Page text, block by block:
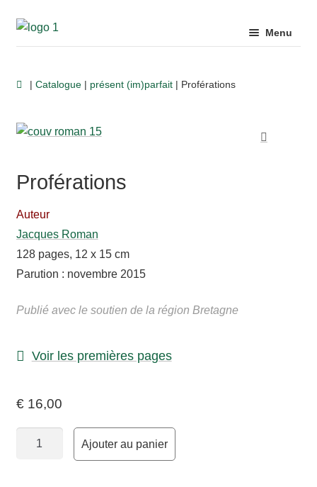
Aller
à
navigation
Aller
au
Menu
Catalogue
Livres d’artiste
Librairies
|Catalogue | présent (im)parfait | Proférations
Proférations
Auteur
Jacques Roman
128 pages, 12 x 15 cm
Parution : novembre 2015
Publié avec le soutien de la région Bretagne
Voir les premières pages
€16,00
Ajouter au panier